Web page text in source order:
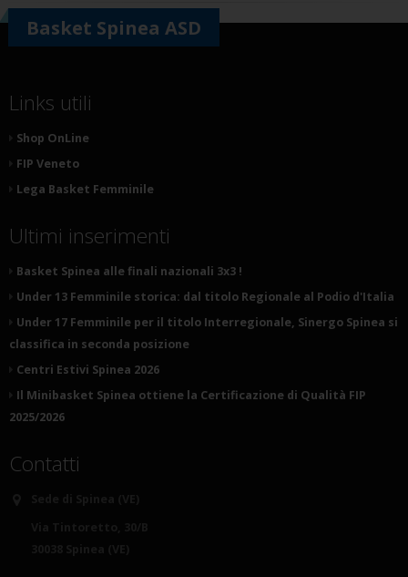
Basket Spinea ASD
Links utili
Shop OnLine
FIP Veneto
Lega Basket Femminile
Ultimi inserimenti
Basket Spinea alle finali nazionali 3x3 !
Under 13 Femminile storica: dal titolo Regionale al Podio d'Italia
Under 17 Femminile per il titolo Interregionale, Sinergo Spinea si
classifica in seconda posizione
Centri Estivi Spinea 2026
Il Minibasket Spinea ottiene la Certificazione di Qualità FIP
2025/2026
Contatti